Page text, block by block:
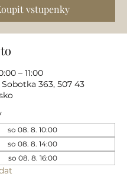
vstupenky
– 11:00
363, 507 43
so 08. 8. 10:00
so 08. 8. 14:00
so 08. 8. 16:00